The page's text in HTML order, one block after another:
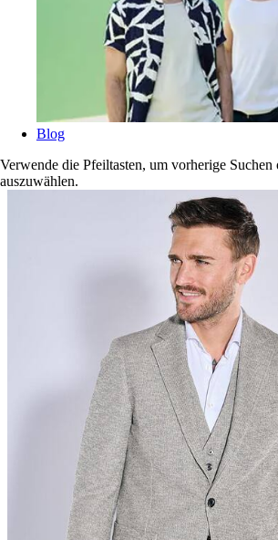
Blog
Verwende die Pfeiltasten, um vorherige Suchen
auszuwählen.